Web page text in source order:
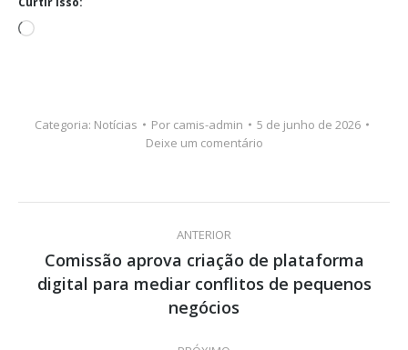
Carregando...
Categoria: Notícias Por camis-admin
5 de junho de 2026
Deixe um comentário
Navegação
de
post:
ANTERIOR
Post
anterior:
Comissão aprova criação de plataforma
digital para mediar conflitos de pequenos
negócios